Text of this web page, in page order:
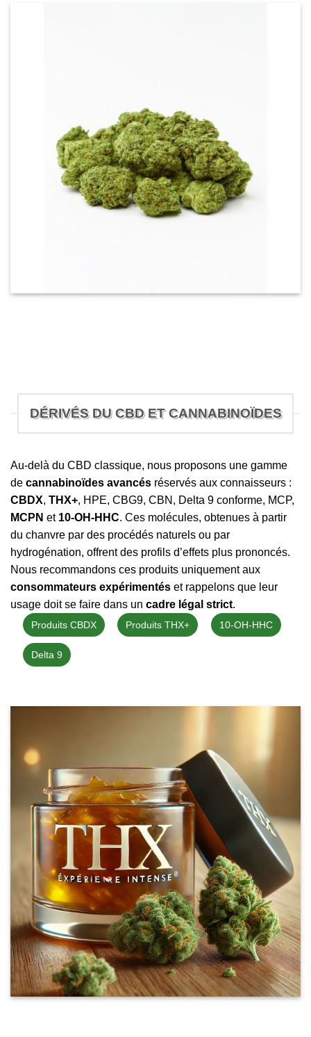
DÉRIVÉS DU CBD ET CANNABINOÏDES
Au-delà du CBD classique, nous proposons une gamme
de cannabinoïdes avancés réservés aux connaisseurs :
CBDX, THX+, HPE, CBG9, CBN, Delta 9 conforme, MCP,
MCPN et 10-OH-HHC. Ces molécules, obtenues à partir
du chanvre par des procédés naturels ou par
hydrogénation, offrent des profils d’effets plus prononcés.
Nous recommandons ces produits uniquement aux
consommateurs expérimentés et rappelons que leur
usage doit se faire dans un cadre légal strict.
Produits CBDX Produits THX+ 10-OH-HHC
Delta 9